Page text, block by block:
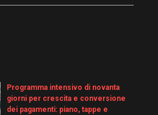
Programma intensivo di novanta
giorni per crescita e conversione
dei pagamenti: piano, tappe e